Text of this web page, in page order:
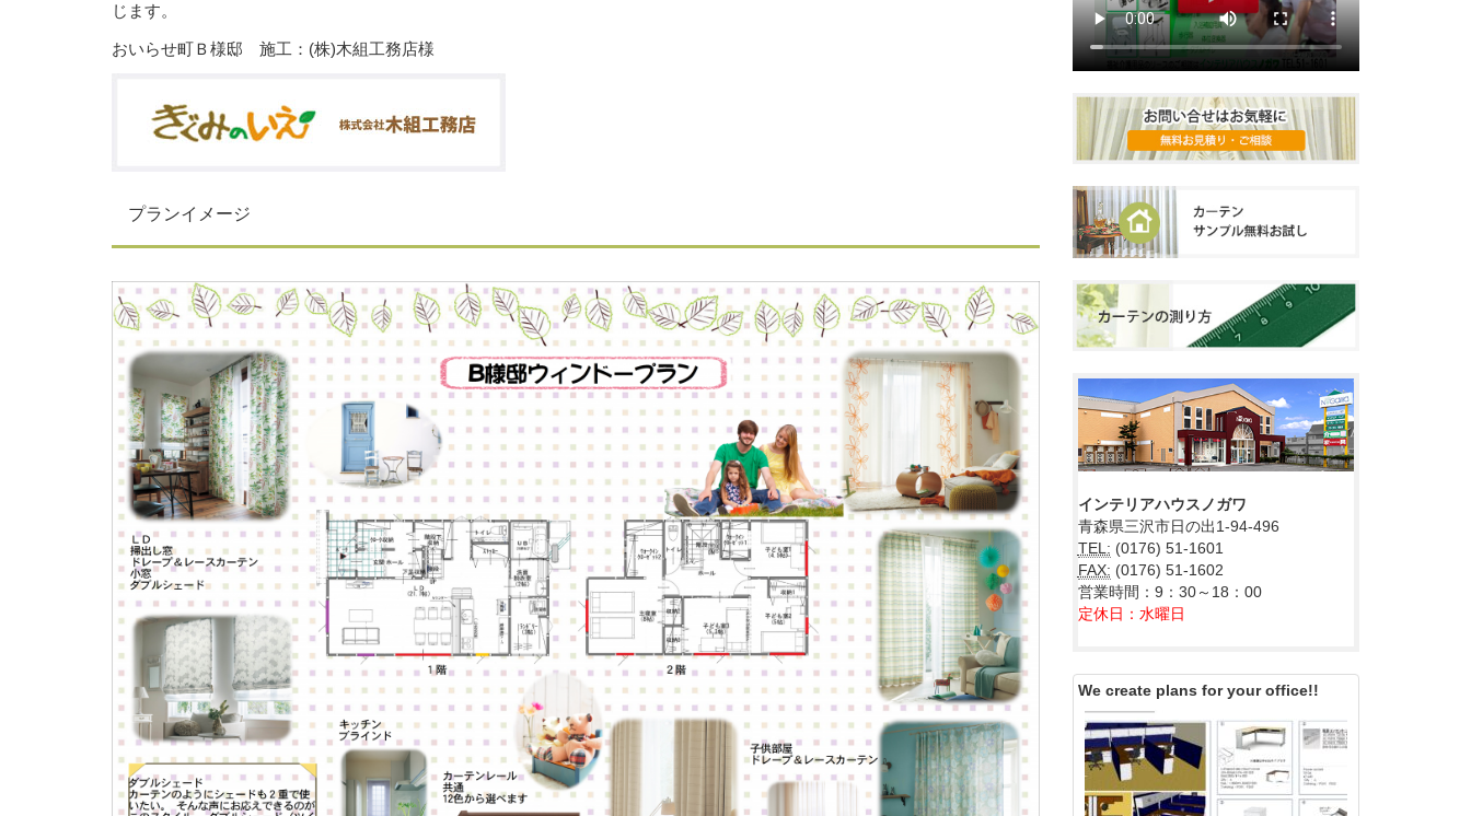
じます。
おいらせ町Ｂ様邸 施工：(株)木組工務店様
プランイメージ
インテリアハウスノガワ
青森県三沢市日の出1-94-496
TEL: (0176) 51-1601
FAX: (0176) 51-1602
営業時間：9：30～18：00
定休日：水曜日
We create plans for your office!!